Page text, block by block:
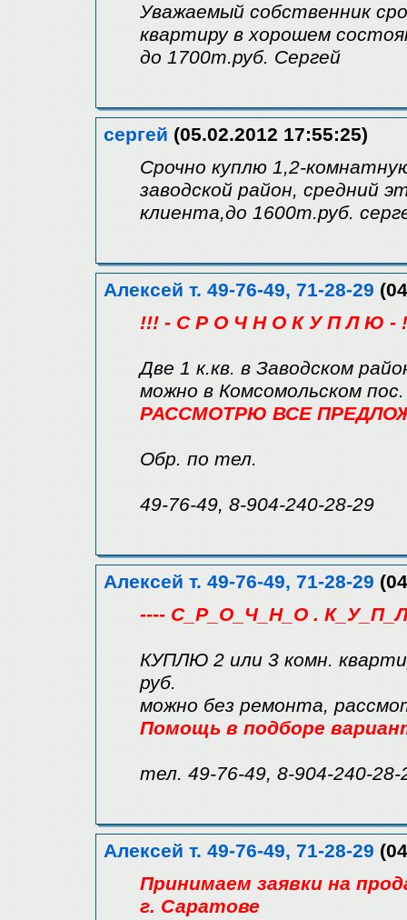
Уважаемый собственник
квартиру в хорошем
до 1700т.руб. Сергей
сергей (05.02.2012 17:55:25)
Срочно куплю 1,2-
заводской район, средний
клиента,до 1600т.руб.
Алексей т. 49-76-49, 71-28-29
!!! - С Р О Ч Н О К У П Л Ю -
Две 1 к.кв. в Заводском
можно в Комсомольском пос.
РАССМОТРЮ ВСЕ
Обр. по тел.
49-76-49, 8-904-240-28-29
Алексей т. 49-76-49, 71-28-29
---- С_Р_О_Ч_Н_О .
КУПЛЮ 2 или 3 комн.
руб.
можно без ремонта,
Помощь в подборе
тел. 49-76-49, 8-904-240-28-
Алексей т. 49-76-49, 71-28-29
Принимаем заявки на
г. Саратове